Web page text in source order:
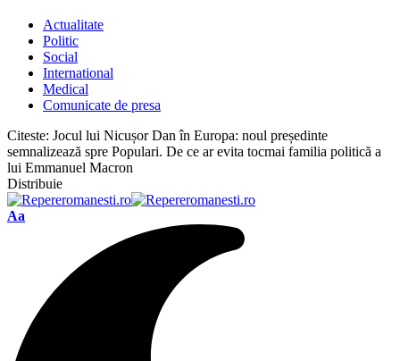
Actualitate
Politic
Social
International
Medical
Comunicate de presa
Citeste: Jocul lui Nicușor Dan în Europa: noul președinte
semnalizează spre Populari. De ce ar evita tocmai familia politică a
lui Emmanuel Macron
Distribuie
Font
Aa